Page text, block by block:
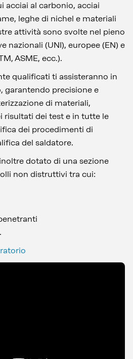
acciai al carbonio, acciai
leghe di nichel e materiali
attività sono svolte nel pieno
nazionali (UNI), europee (EN) e
ASME, ecc.).
qualificati ti assisteranno in
garantendo precisione e
di materiali,
risultati dei test e in tutte le
dei procedimenti di
del saldatore.
dotato di una sezione
non distruttivi tra cui: